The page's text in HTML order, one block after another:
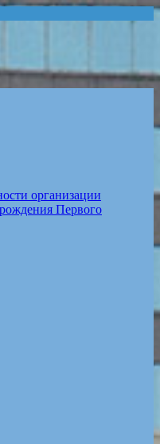
организации
Первого